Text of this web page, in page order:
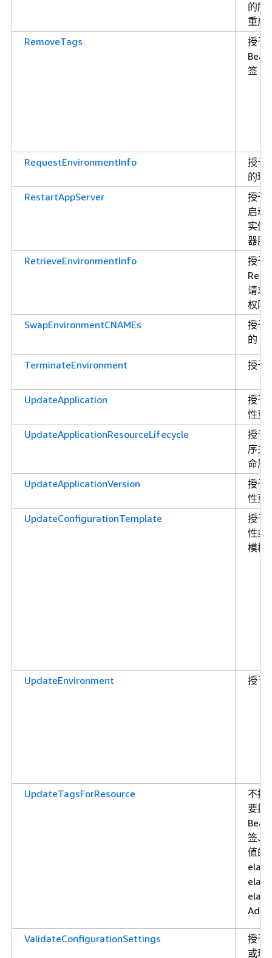
的所
重启
RemoveTags
授予
签
RequestEnvironmentInfo
授予
的环
RestartAppServer
授予
启动
实例
器服
RetrieveEnvironmentInfo
授予
请求
权限
SwapEnvironmentCNAMEs
授予
的
TerminateEnvironment 授予
UpdateApplication
授予
性更
UpdateApplicationResourceLifecycle
授予
序关
命周
UpdateApplicationVersion
授予
性更
UpdateConfigurationTemplate
授予
性或
模板
UpdateEnvironment 授予
UpdateTagsForResource
不授
要授
签、
值的
ValidateConfigurationSettings
授予
或环